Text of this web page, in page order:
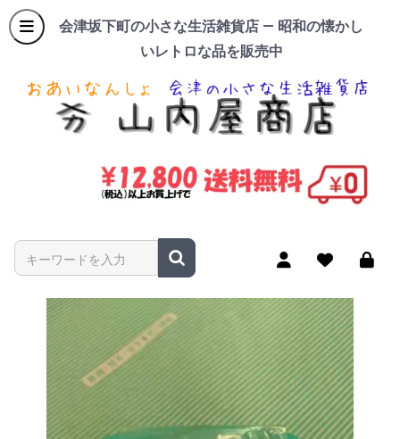
会津坂下町の小さな生活雑貨店 — 昭和の懐かし
いレトロな品を販売中
商品名やキーワードを入力